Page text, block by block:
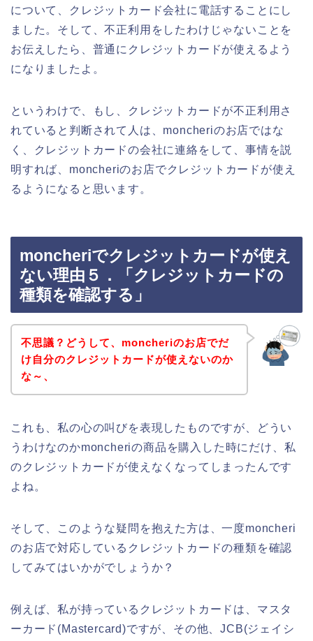
について、クレジットカード会社に電話することにし
ました。そして、不正利用をしたわけじゃないことを
お伝えしたら、普通にクレジットカードが使えるよう
になりましたよ。
というわけで、もし、クレジットカードが不正利用さ
れていると判断されて人は、moncheriのお店ではな
く、クレジットカードの会社に連絡をして、事情を説
明すれば、moncheriのお店でクレジットカードが使え
るようになると思います。
moncheriでクレジットカードが使え
ない理由５．「クレジットカードの
種類を確認する」
不思議？どうして、moncheriのお店でだ
け自分のクレジットカードが使えないのか
な～、
これも、私の心の叫びを表現したものですが、どうい
うわけなのかmoncheriの商品を購入した時にだけ、私
のクレジットカードが使えなくなってしまったんです
よね。
そして、このような疑問を抱えた方は、一度moncheri
のお店で対応しているクレジットカードの種類を確認
してみてはいかがでしょうか？
例えば、私が持っているクレジットカードは、マスタ
ーカード(Mastercard)ですが、その他、JCB(ジェイシ